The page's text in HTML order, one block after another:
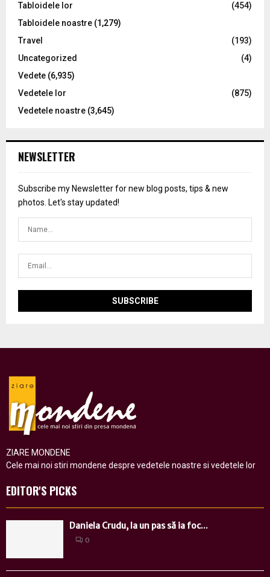
Tabloidele lor
(454)
Tabloidele noastre (1,279)
Travel
(193)
Uncategorized
(4)
Vedete (6,935)
Vedetele lor
(875)
Vedetele noastre (3,645)
NEWSLETTER
Subscribe my Newsletter for new blog posts, tips & new
photos. Let's stay updated!
ZIARE MONDENE
Cele mai noi stiri mondene despre vedetele noastre si vedetele lor
EDITOR'S PICKS
Daniela Crudu, la un pas să ia foc...
0